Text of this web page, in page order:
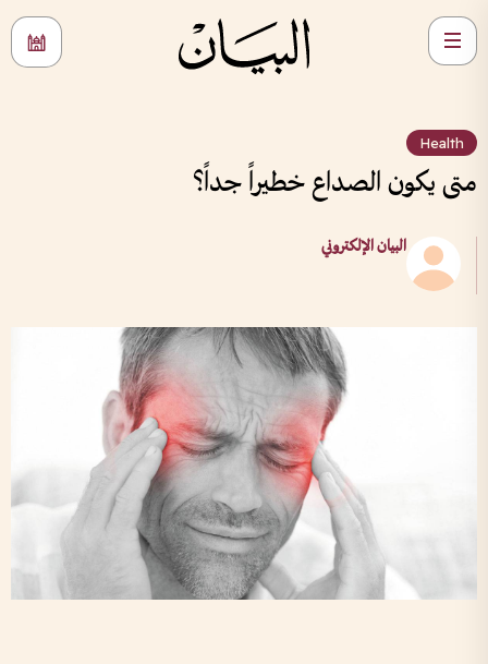
Health
متى يكون الصداع خطيراً جداً؟
البيان الإلكتروني